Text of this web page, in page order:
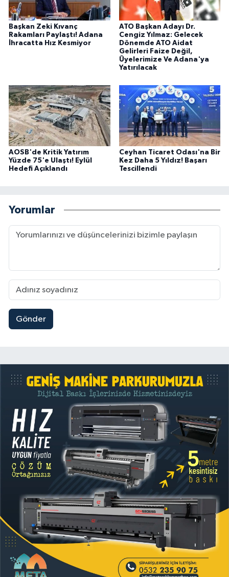
Başkan Zeki Kıvanç
Rakamları Paylaştı! Adana
İhracatta Hız Kesmiyor
ATO Başkan Adayı Dr.
Cengiz Yılmaz: Gelecek
Dönemde ATO Aidat
Gelirleri Faize Değil,
Üyelerimize Ve Adana'ya
Yatırılacak
AOSB'de Kritik Yatırım
Yüzde 75'e Ulaştı! Eylül
Hedefi Açıklandı
Ceyhan Ticaret Odası'na Bir
Kez Daha 5 Yıldız! Başarı
Tescillendi
Yorumlar
Gönder